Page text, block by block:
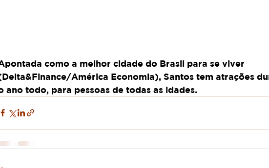
como a melhor cidade do Brasil para se viver
América Economia), Santos tem atrações
ano todo, para pessoas de todas as idades.